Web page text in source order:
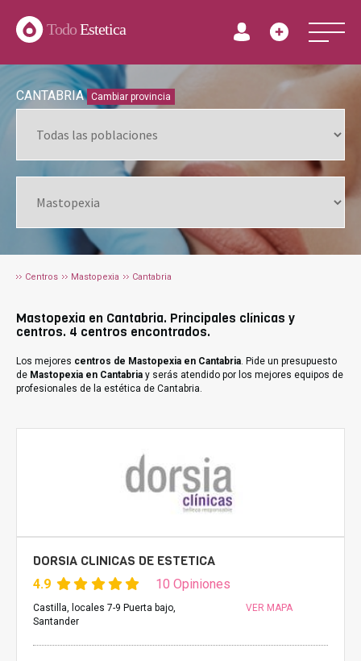
TodoEstetica
CANTABRIA Cambiar provincia
Centros Mastopexia Cantabria
Mastopexia en Cantabria. Principales clínicas y
centros. 4 centros encontrados.
Los mejores centros de Mastopexia en Cantabria. Pide un presupuesto
de Mastopexia en Cantabria y serás atendido por los mejores equipos de
profesionales de la estética de Cantabria.
DORSIA CLINICAS DE ESTETICA
4.9 10 Opiniones
Castilla, locales 7-9 Puerta bajo,
Santander
VER MAPA